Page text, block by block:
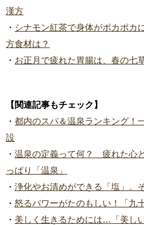
漢方
・ シナモン紅茶で身体がポカポカ
方食材は？
・ お正月で疲れた胃腸は、春の七
【関連記事もチェック】
・ 都内のスパ＆温泉ランキング！
設
・ 温泉の定義って何？ 疲れた心
っぱり「温泉」
・ 浄化やお清めができる「塩」。
・ 怒るパワーがたのもしい！「九
・ 美しく生きるためには…「美し